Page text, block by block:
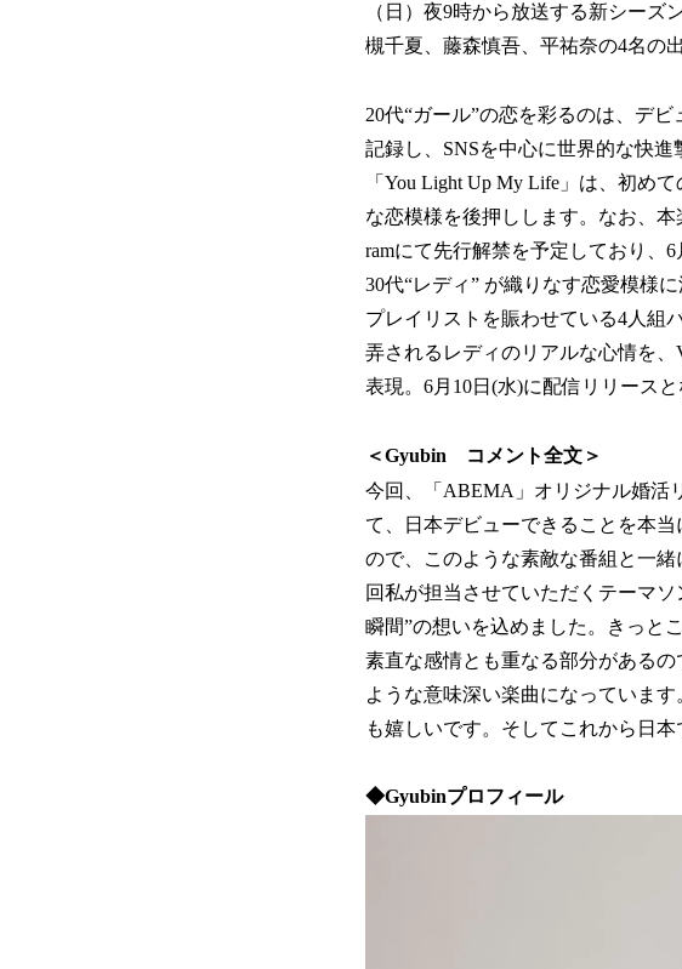
（日）夜9時から放送する新シー
槻千夏、藤森慎吾、平祐奈の4名の
20代“ガール”の恋を彩るのは、デ
記録し、SNSを中心に世界的な快
「You Light Up My Life」は、初め
な恋模様を後押しします。なお、
ramにて先行解禁を予定しており、
30代“レディ” が織りなす恋愛模様
プレイリストを賑わせている4人組
弄されるレディのリアルな心情を
表現。6月10日(水)に配信リリースと
＜Gyubin コメント全文＞
今回、「ABEMA」オリジナル婚活
て、日本デビューできることを本
ので、このような素敵な番組と一
回私が担当させていただくテーマ
瞬間”の想いを込めました。きっと
素直な感情とも重なる部分がある
ような意味深い楽曲になっていま
も嬉しいです。そしてこれから日
◆Gyubinプロフィール